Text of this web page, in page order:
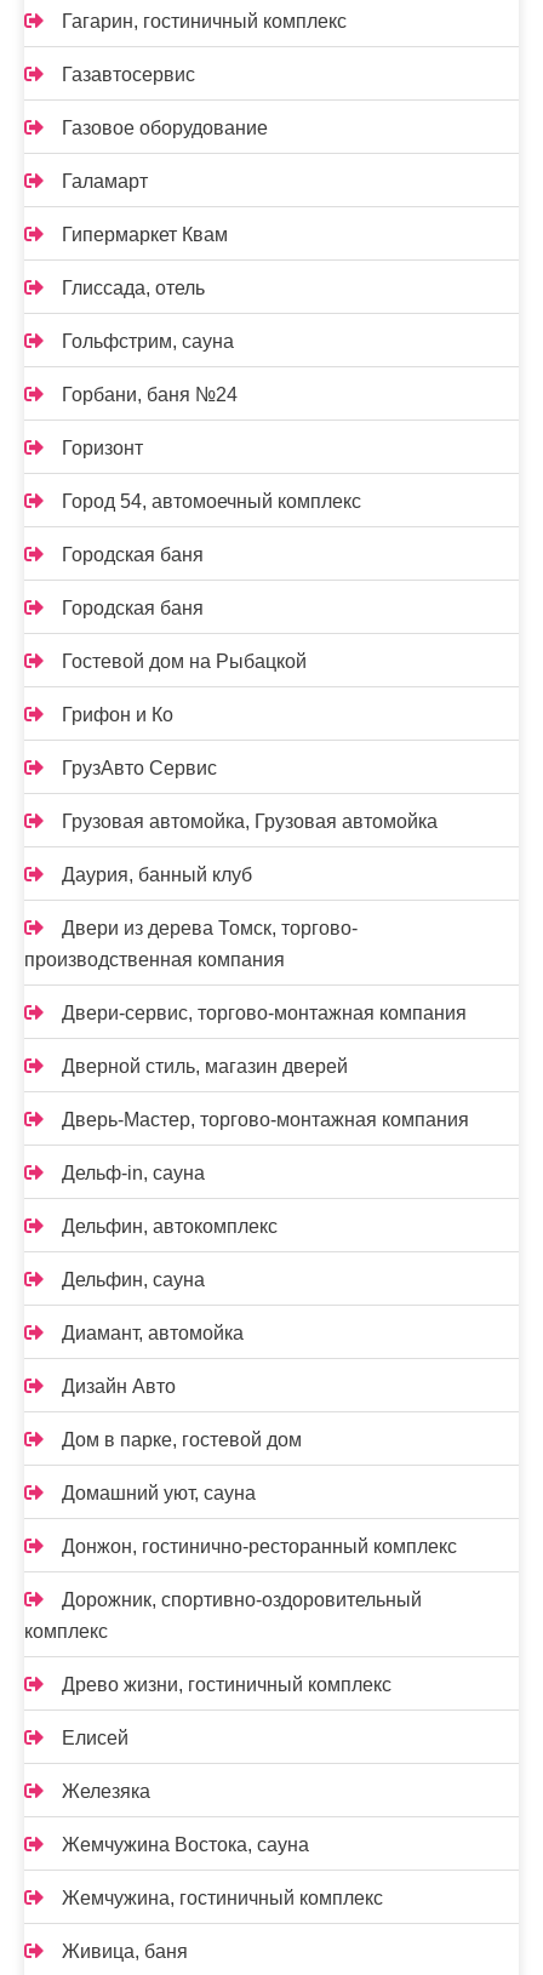
Гагарин, гостиничный комплекс
Газавтосервис
Газовое оборудование
Галамарт
Гипермаркет Квам
Глиссада, отель
Гольфстрим, сауна
Горбани, баня №24
Горизонт
Город 54, автомоечный комплекс
Городская баня
Городская баня
Гостевой дом на Рыбацкой
Грифон и Ко
ГрузАвто Сервис
Грузовая автомойка, Грузовая автомойка
Даурия, банный клуб
Двери из дерева Томск, торгово-
производственная компания
Двери-сервис, торгово-монтажная компания
Дверной стиль, магазин дверей
Дверь-Мастер, торгово-монтажная компания
Дельф-in, сауна
Дельфин, автокомплекс
Дельфин, сауна
Диамант, автомойка
Дизайн Авто
Дом в парке, гостевой дом
Домашний уют, сауна
Донжон, гостинично-ресторанный комплекс
Дорожник, спортивно-оздоровительный
комплекс
Древо жизни, гостиничный комплекс
Елисей
Железяка
Жемчужина Востока, сауна
Жемчужина, гостиничный комплекс
Живица, баня